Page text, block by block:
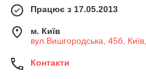
Працює з 17.05.2013
м. Київ
вул.Вишгородська, 45б,
Контакти